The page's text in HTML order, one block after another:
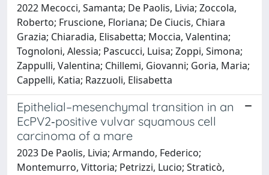
2022 Mecocci, Samanta; De Paolis, Livia; Zoccola,
Roberto; Fruscione, Floriana; De Ciucis, Chiara
Grazia; Chiaradia, Elisabetta; Moccia, Valentina;
Tognoloni, Alessia; Pascucci, Luisa; Zoppi, Simona;
Zappulli, Valentina; Chillemi, Giovanni; Goria, Maria;
Cappelli, Katia; Razzuoli, Elisabetta
Epithelial–mesenchymal transition in an
EcPV2‐positive vulvar squamous cell
carcinoma of a mare
2023 De Paolis, Livia; Armando, Federico;
Montemurro, Vittoria; Petrizzi, Lucio; Straticò,